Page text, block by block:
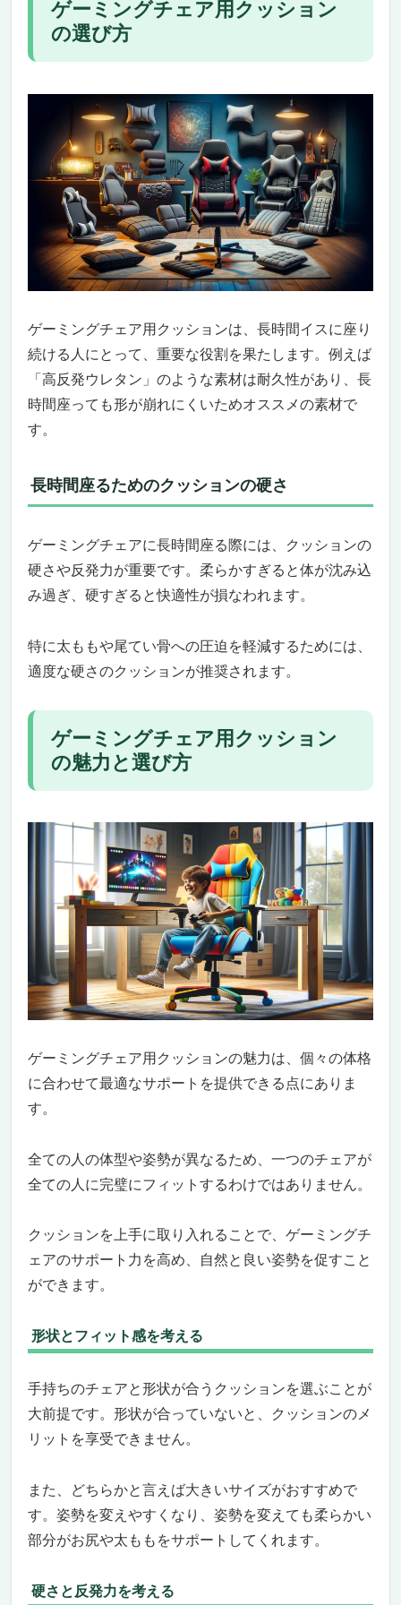
ゲーミングチェア用クッション
の選び方
ゲーミングチェア用クッションは、長時間イスに座り
続ける人にとって、重要な役割を果たします。例えば
「高反発ウレタン」のような素材は耐久性があり、長
時間座っても形が崩れにくいためオススメの素材で
す。
長時間座るためのクッションの硬さ
ゲーミングチェアに長時間座る際には、クッションの
硬さや反発力が重要です。柔らかすぎると体が沈み込
み過ぎ、硬すぎると快適性が損なわれます。
特に太ももや尾てい骨への圧迫を軽減するためには、
適度な硬さのクッションが推奨されます。
ゲーミングチェア用クッション
の魅力と選び方
ゲーミングチェア用クッションの魅力は、個々の体格
に合わせて最適なサポートを提供できる点にありま
す。
全ての人の体型や姿勢が異なるため、一つのチェアが
全ての人に完璧にフィットするわけではありません。
クッションを上手に取り入れることで、ゲーミングチ
ェアのサポート力を高め、自然と良い姿勢を促すこと
ができます。
形状とフィット感を考える
手持ちのチェアと形状が合うクッションを選ぶことが
大前提です。形状が合っていないと、クッションのメ
リットを享受できません。
また、どちらかと言えば大きいサイズがおすすめで
す。姿勢を変えやすくなり、姿勢を変えても柔らかい
部分がお尻や太ももをサポートしてくれます。
硬さと反発力を考える